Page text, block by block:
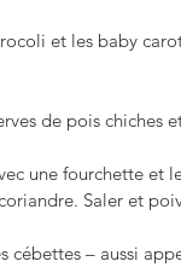
et les baby
de pois chiches
une fourchette et
Saler et
cébettes – aussi